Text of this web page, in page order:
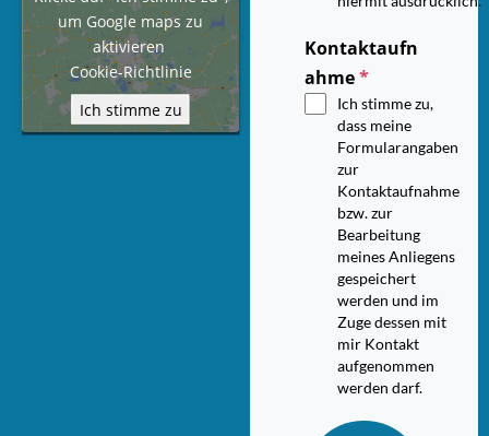
um Google maps zu
aktivieren
Cookie-Richtlinie
Ich stimme zu
Kontaktaufn
ahme*
Ich stimme zu,
dass meine
Formularangaben
zur
Kontaktaufnahme
bzw. zur
Bearbeitung
meines Anliegens
gespeichert
werden und im
Zuge dessen mit
mir Kontakt
aufgenommen
werden darf.